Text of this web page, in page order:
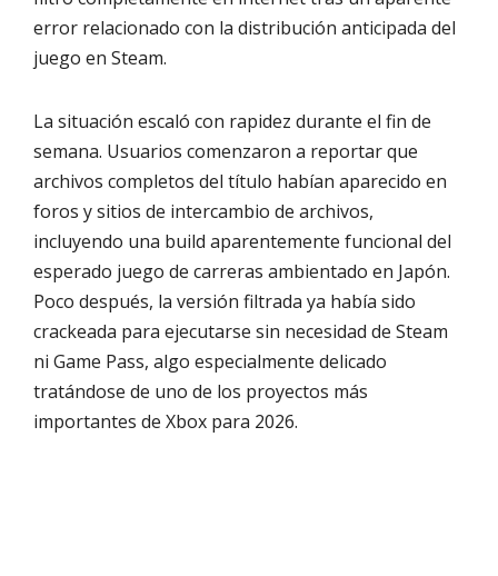
error relacionado con la distribución anticipada del
juego en Steam.
La situación escaló con rapidez durante el fin de
semana. Usuarios comenzaron a reportar que
archivos completos del título habían aparecido en
foros y sitios de intercambio de archivos,
incluyendo una build aparentemente funcional del
esperado juego de carreras ambientado en Japón.
Poco después, la versión filtrada ya había sido
crackeada para ejecutarse sin necesidad de Steam
ni Game Pass, algo especialmente delicado
tratándose de uno de los proyectos más
importantes de Xbox para 2026.